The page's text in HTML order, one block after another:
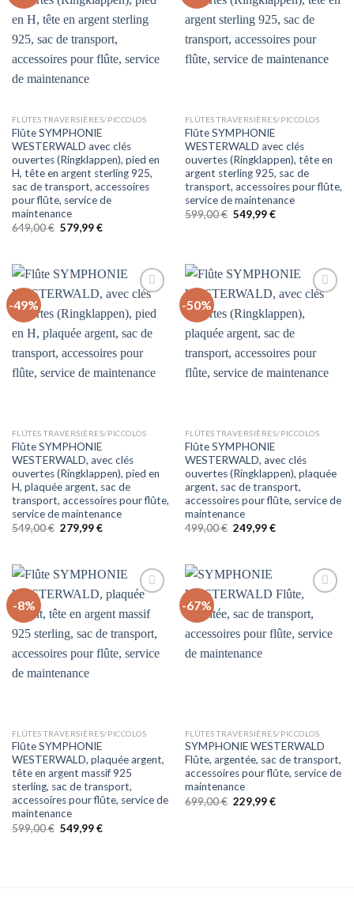
Auf
die
Wunschliste
FLÛTES TRAVERSIÈRES/PICCOLOS
Flûte SYMPHONIE
WESTERWALD avec clés
ouvertes (Ringklappen), pied en
H, tête en argent sterling 925,
sac de transport, accessoires
pour flûte, service de
maintenance
649,00€ Le
649,00 €.
579,99€Le
579,99 €.
Auf
die
FLÛTES TRAVERSIÈRES/PICCOLOS
Flûte SYMPHONIE
WESTERWALD avec clés
ouvertes (Ringklappen), tête en
argent sterling 925, sac de
transport, accessoires pour flûte,
service de maintenance
599,00€ Le
549,99€Le
-49%
Auf
die
Wunschliste
FLÛTES TRAVERSIÈRES/PICCOLOS
Flûte SYMPHONIE
WESTERWALD, avec clés
ouvertes (Ringklappen), pied en
H, plaquée argent, sac de
transport, accessoires pour flûte,
service de maintenance
549,00€ Le
549,00 €.
279,99€Le
279,99 €.
-50%
FLÛTES TRAVERSIÈRES/PICCOLOS
Flûte SYMPHONIE
WESTERWALD, avec clés
ouvertes (Ringklappen), plaquée
argent, sac de transport,
accessoires pour flûte, service de
maintenance
499,00€ Le
499,00 €.
249,99€Le
249,99 €.
-8%
Auf
die
Wunschliste
FLÛTES TRAVERSIÈRES/PICCOLOS
Flûte SYMPHONIE
WESTERWALD, plaquée argent,
tête en argent massif 925
sterling, sac de transport,
accessoires pour flûte, service de
maintenance
599,00€ Le
549,99€Le
-67%
Auf
die
Wunschliste
FLÛTES TRAVERSIÈRES/PICCOLOS
SYMPHONIE WESTERWALD
Flûte, argentée, sac de transport,
accessoires pour flûte, service de
maintenance
699,00€ Le
229,99€Le